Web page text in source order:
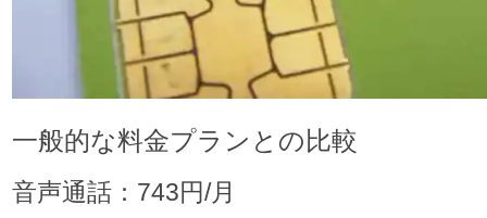
一般的な料金プランとの比較
音声通話：743円/月